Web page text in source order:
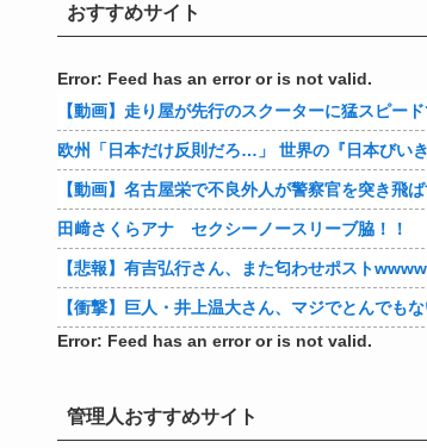
おすすめサイト
Error: Feed has an error or is not valid.
【動画】走り屋が先行のスクーターに猛スピード
欧州「日本だけ反則だろ…」 世界の『日本びい
【動画】名古屋栄で不良外人が警察官を突き飛
田﨑さくらアナ セクシーノースリーブ脇！！
【悲報】有吉弘行さん、また匂わせポスト
【衝撃】巨人・井上温大さん、マジでとんでも
Error: Feed has an error or is not valid.
管理人おすすめサイト